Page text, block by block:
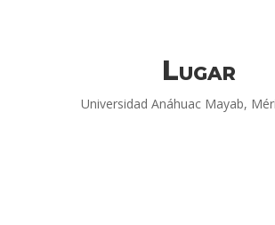
Lugar
Universidad Anáhuac Mayab,